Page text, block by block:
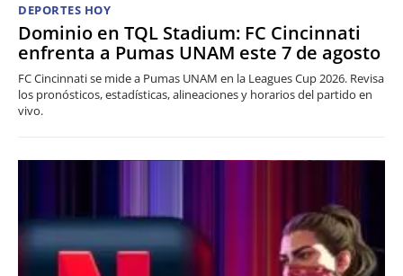
DEPORTES HOY
Dominio en TQL Stadium: FC Cincinnati
enfrenta a Pumas UNAM este 7 de agosto
FC Cincinnati se mide a Pumas UNAM en la Leagues Cup 2026. Revisa
los pronósticos, estadísticas, alineaciones y horarios del partido en
vivo.